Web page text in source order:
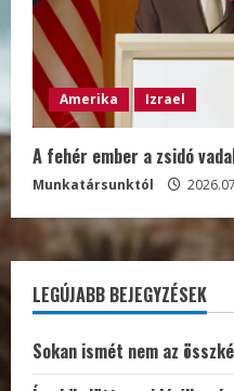
Amerika Izrael
A fehér ember a zsidó
Munkatársunktól
LEGÚJABB BEJEGYZÉSEK
Sokan ismét nem az